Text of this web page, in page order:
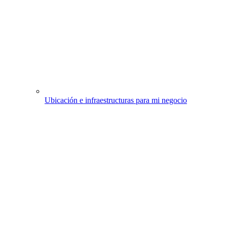
Ubicación e infraestructuras para mi negocio